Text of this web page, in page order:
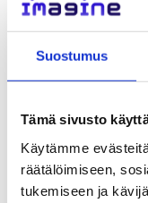
Suostumus
Tämä sivusto
Käytämme
räätälöimiseen,
tukemiseen ja
Nuorille
intervention (IPC-N,
yhdistämällä
interventioiden ja
kustannukset.